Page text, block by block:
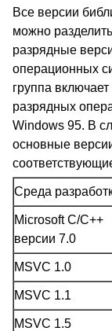
Все версии
можно
разрядные
операционных
группа
разрядных
Windows 95. В
основные
Среда
Microsoft C/C++
версии 7.0
MSVC 1.0
MSVC 1.1
MSVC 1.5